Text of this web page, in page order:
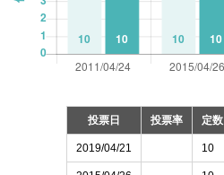
投票日 投票率 定数
2019/04/21 10